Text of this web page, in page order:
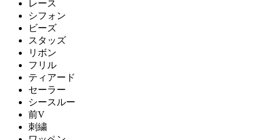
レース
シフォン
ビーズ
スタッズ
リボン
フリル
ティアード
セーラー
シースルー
前V
刺繍